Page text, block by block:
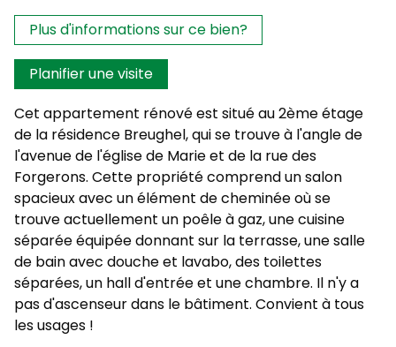
Les intérêts?
Plus d'informations sur ce bien?
Planifier une visite
Cet appartement rénové est situé au 2ème étage
de la résidence Breughel, qui se trouve à l'angle de
l'avenue de l'église de Marie et de la rue des
Forgerons. Cette propriété comprend un salon
spacieux avec un élément de cheminée où se
trouve actuellement un poêle à gaz, une cuisine
séparée équipée donnant sur la terrasse, une salle
de bain avec douche et lavabo, des toilettes
séparées, un hall d'entrée et une chambre. Il n'y a
pas d'ascenseur dans le bâtiment. Convient à tous
les usages !